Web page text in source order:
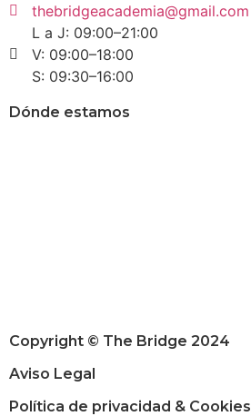
thebridgeacademia@gmail.com
L a J: 09:00–21:00
V: 09:00–18:00
S: 09:30–16:00
Dónde estamos
Copyright © The Bridge 2024
Aviso Legal
Política de privacidad & Cookies